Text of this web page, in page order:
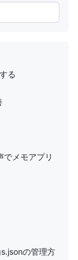
る
でメモアプリ
の管理方